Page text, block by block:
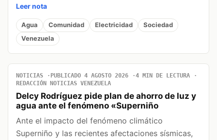
Leer nota
Agua Comunidad Electricidad
Sociedad
Venezuela
NOTICIAS PUBLICADO 4 AGOSTO 2026
4 MIN DE LECTURA
REDACCIÓN NOTICIAS VENEZUELA
Delcy Rodríguez pide plan de ahorro de luz y
agua ante el fenómeno «Superniño
Ante el impacto del fenómeno climático
Superniño y las recientes afectaciones sísmicas,